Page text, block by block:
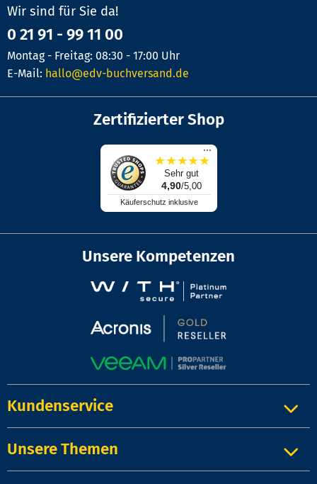
Wir sind für Sie da!
0 21 91 - 99 11 00
Montag - Freitag: 08:30 - 17:00 Uhr
E-Mail: hallo@edv-buchversand.de
Zertifizierter Shop
...
★★★★★
Sehr gut
4,90/5,00
Käuferschutz inklusive
Unsere Kompetenzen
Kundenservice
Unsere Themen